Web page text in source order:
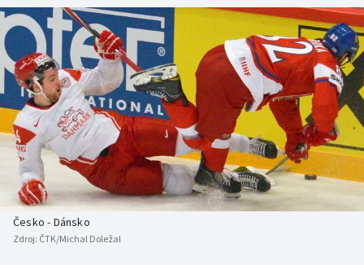
Atletika
Cyklistika
DALŠÍ SPORTY
Americký fotbal
Baseball a softbal
Basketbal
Biatlon
NEPŘEHLÉDNĚTE
Soutěže
Historické návraty
Aplikace ČT sport
Česko - Dánsko
Zdroj: ČTK/Michal Doležal